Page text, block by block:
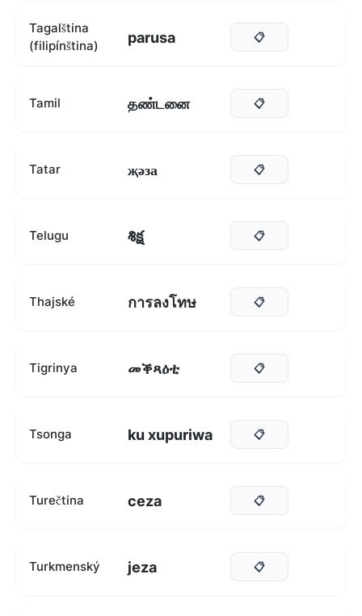
Tagalština
(filipínština)
parusa 📋
Tamil தண்டனை 📋
Tatar җәза 📋
Telugu శిక్ష 📋
Thajské การลงโทษ 📋
Tigrinya መቕጻዕቲ 📋
Tsonga ku xupuriwa 📋
Turečtina ceza 📋
Turkmenský jeza 📋